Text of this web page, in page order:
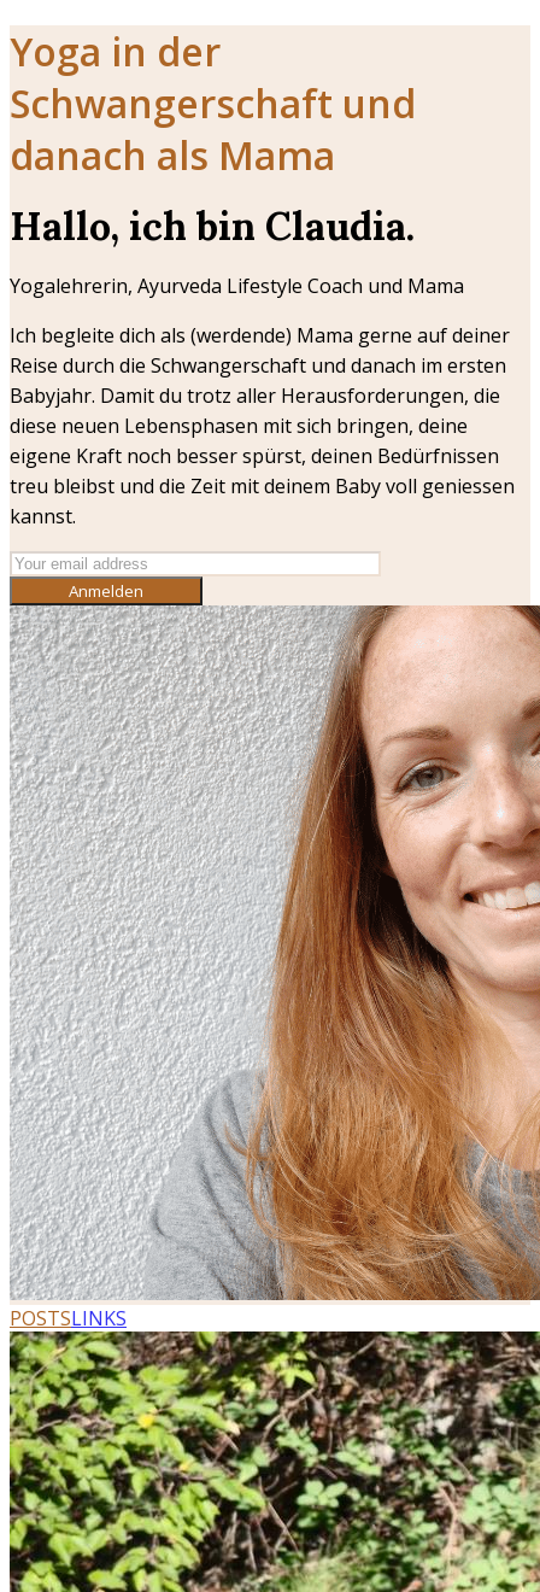
Yoga in der
Schwangerschaft und
danach als Mama
Hallo, ich bin Claudia.
Yogalehrerin, Ayurveda Lifestyle Coach und Mama
Ich begleite dich als (werdende) Mama gerne auf deiner
Reise durch die Schwangerschaft und danach im ersten
Babyjahr. Damit du trotz aller Herausforderungen, die
diese neuen Lebensphasen mit sich bringen, deine
eigene Kraft noch besser spürst, deinen Bedürfnissen
treu bleibst und die Zeit mit deinem Baby voll geniessen
kannst.
Anmelden
POSTSLINKS